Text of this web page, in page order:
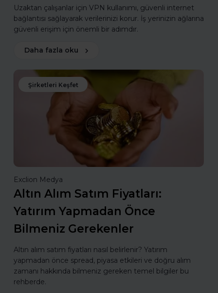
Uzaktan çalışanlar için VPN kullanımı, güvenli internet
bağlantısı sağlayarak verilerinizi korur. İş yerinizin ağlarına
güvenli erişim için önemli bir adımdır.
Daha fazla oku
Şirketleri Keşfet
Exclion Medya
Altın Alım Satım Fiyatları:
Yatırım Yapmadan Önce
Bilmeniz Gerekenler
Altın alım satım fiyatları nasıl belirlenir? Yatırım
yapmadan önce spread, piyasa etkileri ve doğru alım
zamanı hakkında bilmeniz gereken temel bilgiler bu
rehberde.